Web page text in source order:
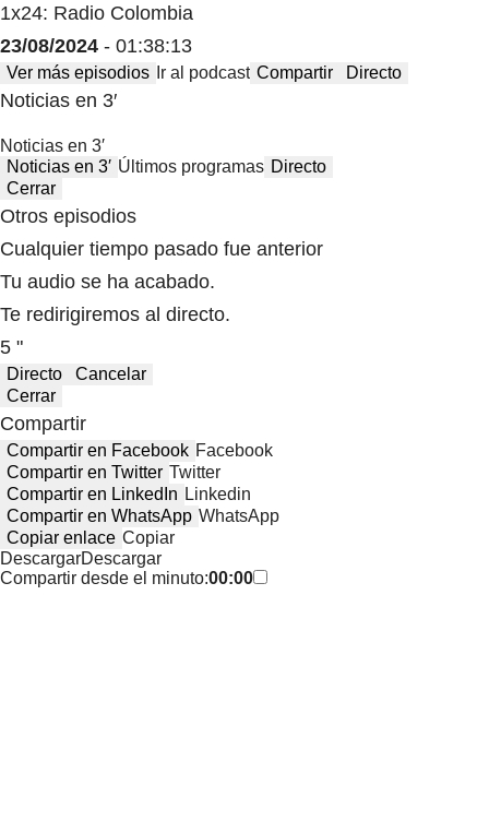
1x24: Radio Colombia
23/08/2024 - 01:38:13
Ver más episodios Ir al podcast Compartir Directo
Noticias en 3′
Noticias en 3′
Noticias en 3′ Últimos programas Directo
Cerrar
Otros episodios
Cualquier tiempo pasado fue anterior
Tu audio se ha acabado.
Te redirigiremos al directo.
5 "
Directo
Cancelar
Cerrar
Compartir
Compartir en Facebook Facebook
Compartir en Twitter Twitter
Compartir en LinkedIn Linkedin
Compartir en WhatsApp WhatsApp
Copiar enlace Copiar
DescargarDescargar
Compartir desde el minuto:00:00